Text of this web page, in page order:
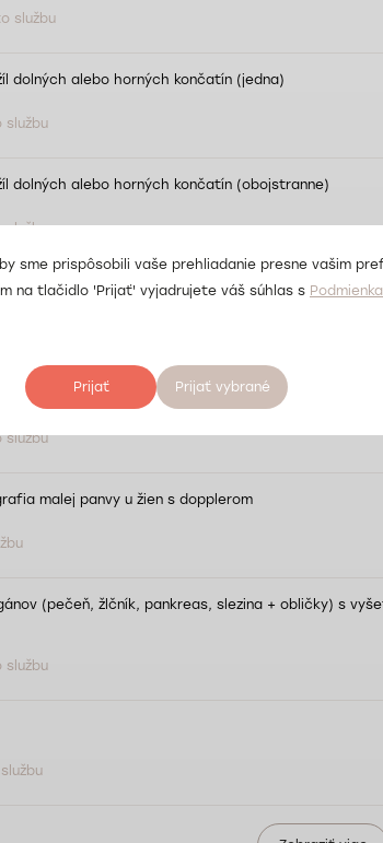
službu
dolných alebo horných končatín (jedna)
službu
dolných alebo horných končatín (obojstranne)
službu
žľazy, slinných žliaz a periférnych lymfatických
malej panvy u mužov (prostata, mechúr) s
službu
malej panvy u žien s dopplerom
(pečeň, žlčník, pankreas, slezina + obličky) s
službu
sme prispôsobili vaše prehliadanie presne vašim
na tlačidlo 'Prijať' vyjadrujete váš súhlas s
Prijať Prijať vybrané